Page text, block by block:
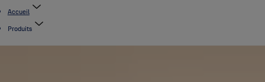
Accueil
Produits